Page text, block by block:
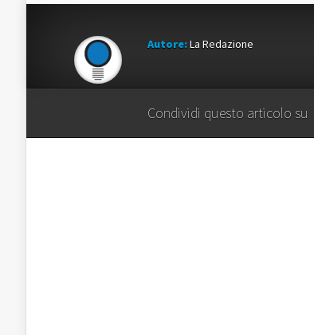
Autore:La Redazione
Condividi questo articolo su